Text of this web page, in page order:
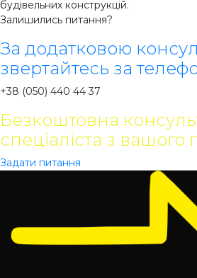
будівельних конструкцій.
Залишились питання?
За додатковою
звертайтесь за
+38 (050) 440 44 37
Безкоштовна
спеціаліста з вашого
Задати питання